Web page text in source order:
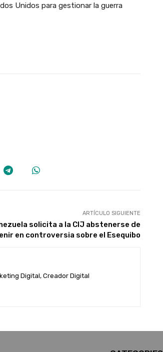
Unidos para gestionar la guerra
ARTÍCULO SIGUIENTE
solicita a la CIJ abstenerse de
en controversia sobre el Esequibo
Digital, Creador Digital